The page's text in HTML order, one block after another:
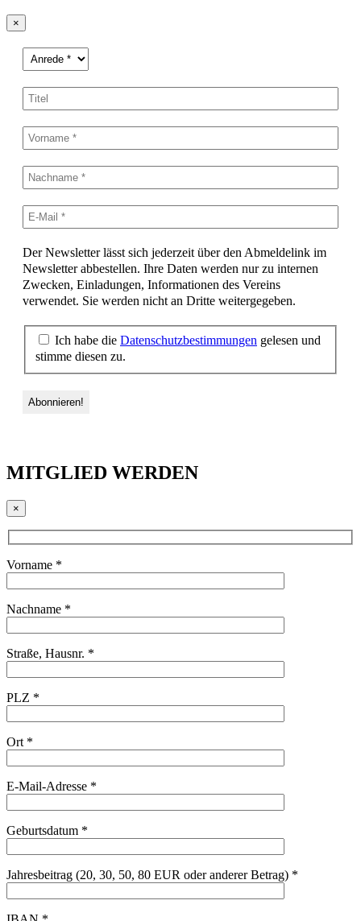
×
Der Newsletter lässt sich jederzeit über den Abmeldelink im
Newsletter abbestellen. Ihre Daten werden nur zu internen
Zwecken, Einladungen, Informationen des Vereins
verwendet. Sie werden nicht an Dritte weitergegeben.
Ich habe die Datenschutzbestimmungen gelesen und
stimme diesen zu.
MITGLIED WERDEN
×
Vorname *
Nachname *
Straße, Hausnr. *
PLZ *
Ort *
E-Mail-Adresse *
Geburtsdatum *
Jahresbeitrag (20, 30, 50, 80 EUR oder anderer Betrag) *